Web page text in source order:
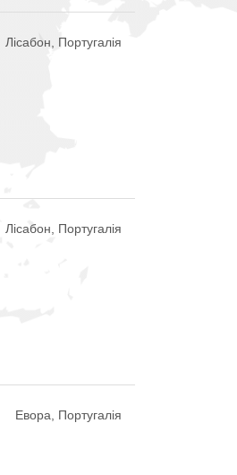
Лісабон, Португалія
Лісабон, Португалія
Евора, Португалія